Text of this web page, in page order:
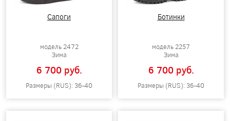
Сапоги
модель 2472
Зима
6 700 pуб.
Размеры (RUS): 36-40
Ботинки
модель 2257
Зима
6 700 pуб.
Размеры (RUS): 36-40